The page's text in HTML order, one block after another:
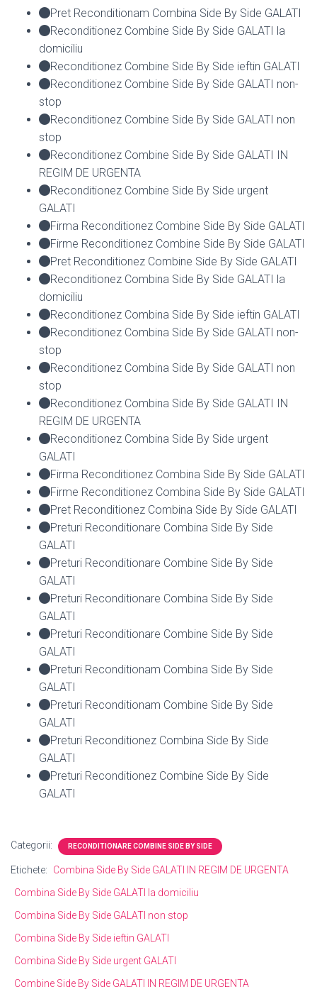
Pret Reconditionam Combina Side By Side GALATI
Reconditionez Combine Side By Side GALATI la
domiciliu
Reconditionez Combine Side By Side ieftin GALATI
Reconditionez Combine Side By Side GALATI non-
stop
Reconditionez Combine Side By Side GALATI non
stop
Reconditionez Combine Side By Side GALATI IN
REGIM DE URGENTA
Reconditionez Combine Side By Side urgent
GALATI
Firma Reconditionez Combine Side By Side GALATI
Firme Reconditionez Combine Side By Side GALATI
Pret Reconditionez Combine Side By Side GALATI
Reconditionez Combina Side By Side GALATI la
domiciliu
Reconditionez Combina Side By Side ieftin GALATI
Reconditionez Combina Side By Side GALATI non-
stop
Reconditionez Combina Side By Side GALATI non
stop
Reconditionez Combina Side By Side GALATI IN
REGIM DE URGENTA
Reconditionez Combina Side By Side urgent
GALATI
Firma Reconditionez Combina Side By Side GALATI
Firme Reconditionez Combina Side By Side GALATI
Pret Reconditionez Combina Side By Side GALATI
Preturi Reconditionare Combina Side By Side
GALATI
Preturi Reconditionare Combine Side By Side
GALATI
Preturi Reconditionare Combina Side By Side
GALATI
Preturi Reconditionare Combine Side By Side
GALATI
Preturi Reconditionam Combina Side By Side
GALATI
Preturi Reconditionam Combine Side By Side
GALATI
Preturi Reconditionez Combina Side By Side
GALATI
Preturi Reconditionez Combine Side By Side
GALATI
Categorii: RECONDITIONARE COMBINE SIDE BY SIDE
Etichete:
Combina Side By Side GALATI IN REGIM DE URGENTA
Combina Side By Side GALATI la domiciliu
Combina Side By Side GALATI non stop
Combina Side By Side ieftin GALATI
Combina Side By Side urgent GALATI
Combine Side By Side GALATI IN REGIM DE URGENTA